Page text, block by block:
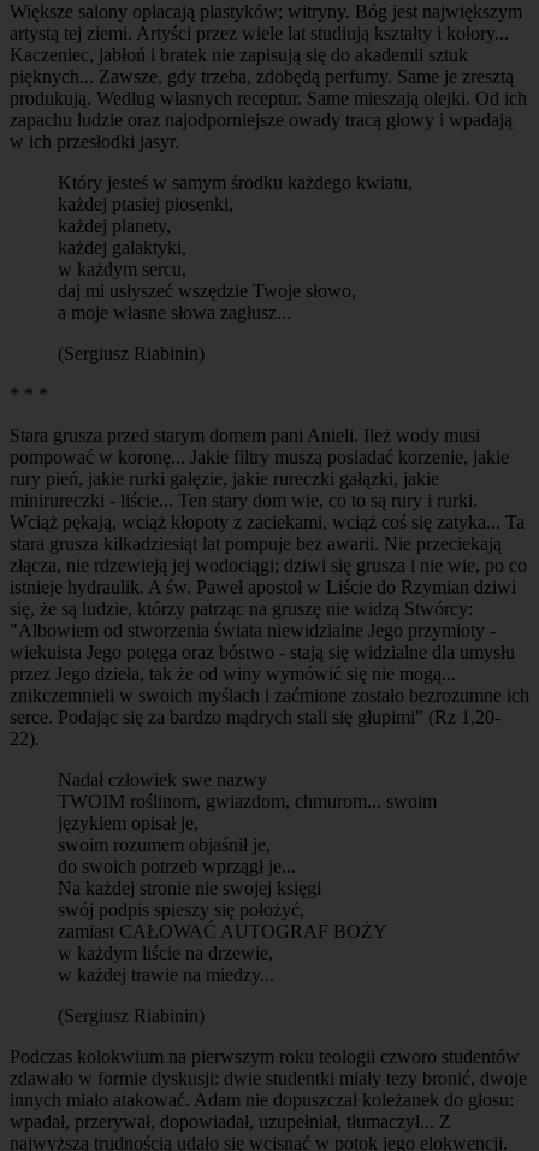
Większe salony opłacają plastyków; witryny. Bóg jest największym
artystą tej ziemi. Artyści przez wiele lat studiują kształty i kolory...
Kaczeniec, jabłoń i bratek nie zapisują się do akademii sztuk
pięknych... Zawsze, gdy trzeba, zdobędą perfumy. Same je zresztą
produkują. Według własnych receptur. Same mieszają olejki. Od ich
zapachu ludzie oraz najodporniejsze owady tracą głowy i wpadają
w ich przesłodki jasyr.
Który jesteś w samym środku każdego kwiatu,
każdej ptasiej piosenki,
każdej planety,
każdej galaktyki,
w każdym sercu,
daj mi usłyszeć wszędzie Twoje słowo,
a moje własne słowa zagłusz...
(Sergiusz Riabinin)
* * *
Stara grusza przed starym domem pani Anieli. Ileż wody musi
pompować w koronę... Jakie filtry muszą posiadać korzenie, jakie
rury pień, jakie rurki gałęzie, jakie rureczki gałązki, jakie
minirureczki - liście... Ten stary dom wie, co to są rury i rurki.
Wciąż pękają, wciąż kłopoty z zaciekami, wciąż coś się zatyka... Ta
stara grusza kilkadziesiąt lat pompuje bez awarii. Nie przeciekają
złącza, nie rdzewieją jej wodociągi; dziwi się grusza i nie wie, po co
istnieje hydraulik. A św. Paweł apostoł w Liście do Rzymian dziwi
się, że są ludzie, którzy patrząc na gruszę nie widzą Stwórcy:
"Albowiem od stworzenia świata niewidzialne Jego przymioty -
wiekuista Jego potęga oraz bóstwo - stają się widzialne dla umysłu
przez Jego dzieła, tak że od winy wymówić się nie mogą...
znikczemnieli w swoich myślach i zaćmione zostało bezrozumne ich
serce. Podając się za bardzo mądrych stali się głupimi" (Rz 1,20-
22).
Nadał człowiek swe nazwy
TWOIM roślinom, gwiazdom, chmurom... swoim
językiem opisał je,
swoim rozumem objaśnił je,
do swoich potrzeb wprzągł je...
Na każdej stronie nie swojej księgi
swój podpis spieszy się położyć,
zamiast CAŁOWAĆ AUTOGRAF BOŻY
w każdym liście na drzewie,
w każdej trawie na miedzy...
(Sergiusz Riabinin)
Podczas kolokwium na pierwszym roku teologii czworo studentów
zdawało w formie dyskusji: dwie studentki miały tezy bronić, dwoje
innych miało atakować. Adam nie dopuszczał koleżanek do głosu:
wpadał, przerywał, dopowiadał, uzupełniał, tłumaczył... Z
najwyższą trudnością udało się wcisnąć w potok jego elokwencji.